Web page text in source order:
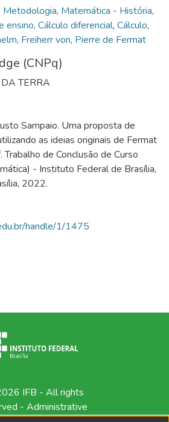
Metodologia, Matemática - História,
ensino, Cálculo diferencial, Cálculo,
, Freiherr von, Pierre de Fermat
(CNPq)
TERRA
Sampaio. Uma proposta de
as ideias originais de Fermat
de Conclusão de Curso
- Instituto Federal de Brasília,
2022.
handle/1/1475
IFB - All rights
- Administrative